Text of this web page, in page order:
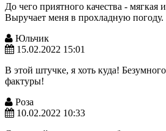
До чего приятного качества - мягкая
Выручает меня в прохладную
Юльчик
15.02.2022 15:01
В этой штучке, я хоть куда!
фактуры!
Роза
10.02.2022 10:33